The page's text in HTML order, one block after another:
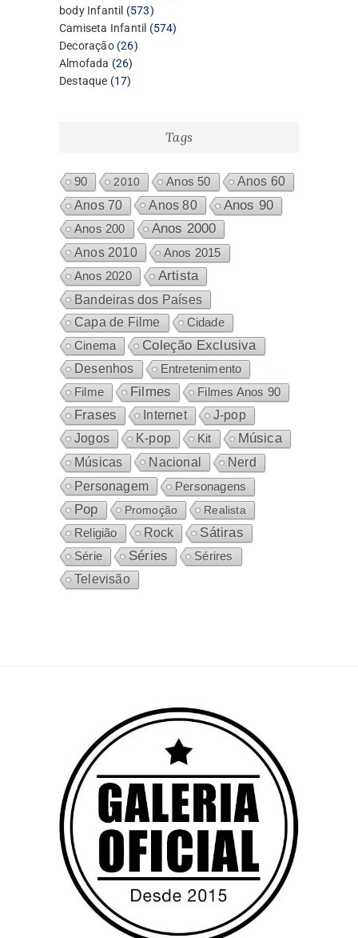
body Infantil 573573
produtos
Camiseta Infantil 574574
Decoração 2626
Almofada 2626
produtos
Destaque 1717
Tags
90 2010 Anos 50
Anos 60
Anos 70
Anos 80 Anos 90
Anos 200 Anos 2000
Anos 2010 Anos 2015
Anos 2020 Artista
Bandeiras dos Países
Capa de Filme
Cidade
Cinema
Coleção Exclusiva
Desenhos
Entretenimento
Filme
Filmes Filmes Anos 90
Frases Internet
J-pop
Jogos
K-pop Kit Música
Músicas Nacional Nerd
Personagem Personagens
Pop Promoção
Realista
Religião
Rock Sátiras
Série Séries
Sérires
Televisão